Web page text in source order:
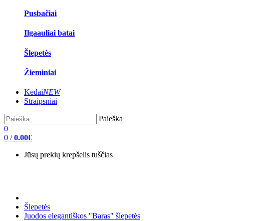
Pusbačiai
Ilgaauliai batai
Šlepetės
Žieminiai
KedaiNEW
Straipsniai
Paieška
0
0 / 0.00€
Jūsų prekių krepšelis tuščias
Šlepetės
Juodos elegantiškos "Baras" šlepetės